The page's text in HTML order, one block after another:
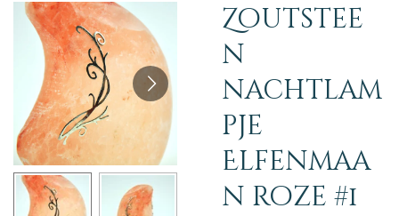
Zoutstee
n
nachtlam
pje
Elfenmaa
n roze #1